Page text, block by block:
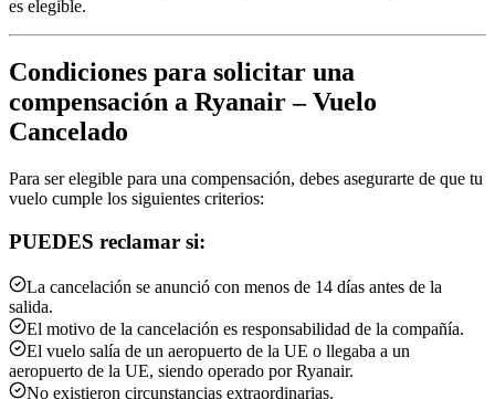
es elegible.
Condiciones para solicitar una
compensación a Ryanair – Vuelo
Cancelado
Para ser elegible para una compensación, debes asegurarte de que tu
vuelo cumple los siguientes criterios:
PUEDES reclamar si:
La cancelación se anunció con menos de 14 días antes de la
salida.
El motivo de la cancelación es responsabilidad de la compañía.
El vuelo salía de un aeropuerto de la UE o llegaba a un
aeropuerto de la UE, siendo operado por Ryanair.
No existieron circunstancias extraordinarias.